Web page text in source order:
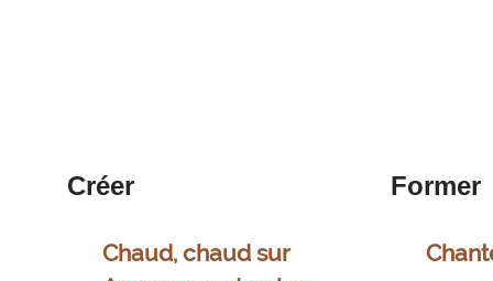
Créer
Chaud, chaud sur
Former